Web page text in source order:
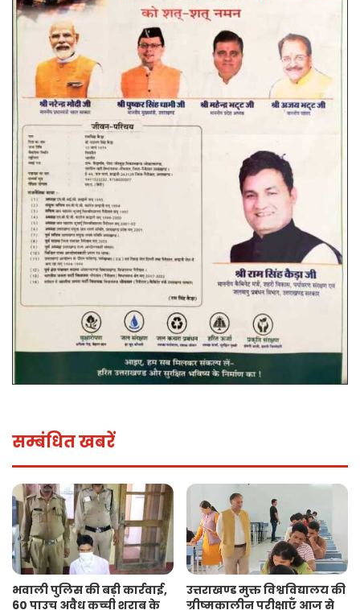
सम्बंधित खबरें
भवाली पुलिस की बड़ी कार्रवाई,
60 पाउच अवैध कच्ची शराब के
उत्तराखण्ड मुक्त विश्वविद्यालय की
ग्रीष्मकालीन परीक्षाएँ आज से